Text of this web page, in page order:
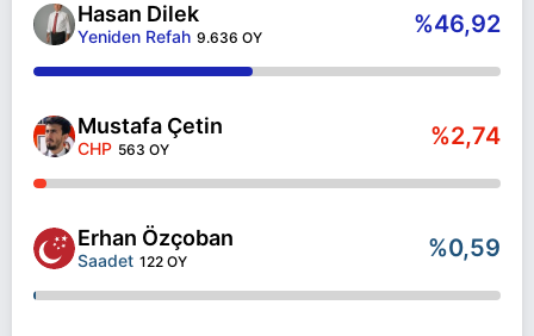
Hasan Dilek
Yeniden Refah 9.636 OY %46,92
Mustafa Çetin
CHP 563 OY %2,74
Erhan Özçoban
Saadet 122 OY %0,59